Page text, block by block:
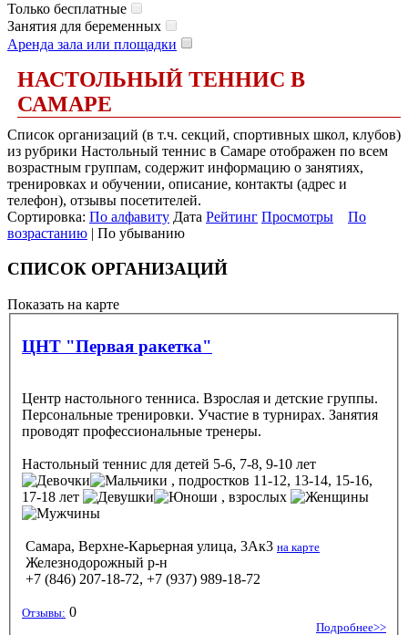
Только бесплатные
Занятия для беременных
Аренда зала или площадки
НАСТОЛЬНЫЙ ТЕННИС В
САМАРЕ
Список организаций (в т.ч. секций, спортивных школ, клубов)
из рубрики Настольный теннис в Самаре отображен по всем
возрастным группам, содержит информацию о занятиях,
тренировках и обучении, описание, контакты (адрес и
телефон), отзывы посетителей.
Сортировка: По алфавиту Дата Рейтинг Просмотры
По
возрастанию | По убыванию
СПИСОК ОРГАНИЗАЦИЙ
Показать на карте
ЦНТ "Первая ракетка"
Центр настольного тенниса. Взрослая и детские группы.
Персональные тренировки. Участие в турнирах. Занятия
проводят профессиональные тренеры.
Настольный теннис для детей 5-6, 7-8, 9-10 лет
, подростков 11-12, 13-14, 15-16,
17-18 лет
, взрослых
Самара, Верхне-Карьерная улица, 3Ак3 на карте
Железнодорожный р-н
+7 (846) 207-18-72, +7 (937) 989-18-72
Отзывы: 0
Подробнее>>